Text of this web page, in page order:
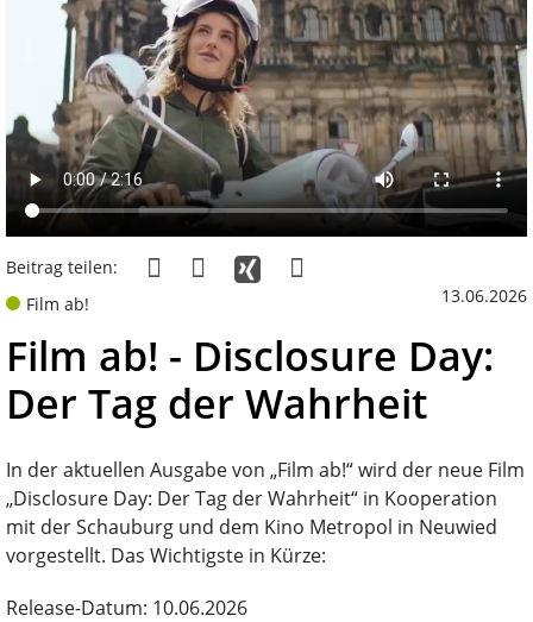
Beitrag teilen:
Film ab!
13.06.2026
Film ab! - Disclosure Day:
Der Tag der Wahrheit
In der aktuellen Ausgabe von „Film ab!“ wird der neue Film
„Disclosure Day: Der Tag der Wahrheit“ in Kooperation
mit der Schauburg und dem Kino Metropol in Neuwied
vorgestellt. Das Wichtigste in Kürze:
Release-Datum: 10.06.2026